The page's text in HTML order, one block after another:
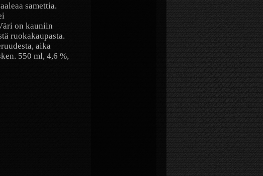
samettia.
on kauniin
ruokakaupasta.
aika
550 ml, 4,6 %,